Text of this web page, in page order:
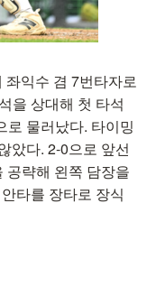
익수 겸 7번타자로
을 상대해 첫 타석
로 물러났다. 타이밍
았다. 2-0으로 앞선
공략해 왼쪽 담장을
타를 장타로 장식